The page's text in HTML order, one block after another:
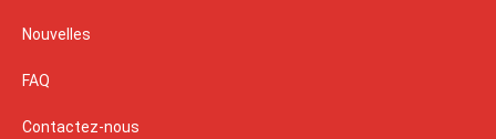
Nouvelles
FAQ
Contactez-nous